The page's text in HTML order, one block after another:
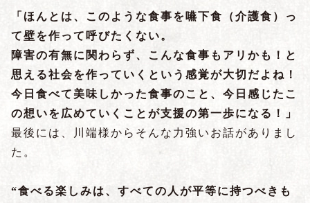
「ほんとは、このような食事を嚥下食（介護食）っ
て壁を作って呼びたくない。
障害の有無に関わらず、こんな食事もアリかも！と
思える社会を作っていくという感覚が大切だよね！
今日食べて美味しかった食事のこと、今日感じたこ
の想いを広めていくことが支援の第一歩になる！」
最後には、川端様からそんな力強いお話がありまし
た。
“食べる楽しみは、すべての人が平等に持つべきも